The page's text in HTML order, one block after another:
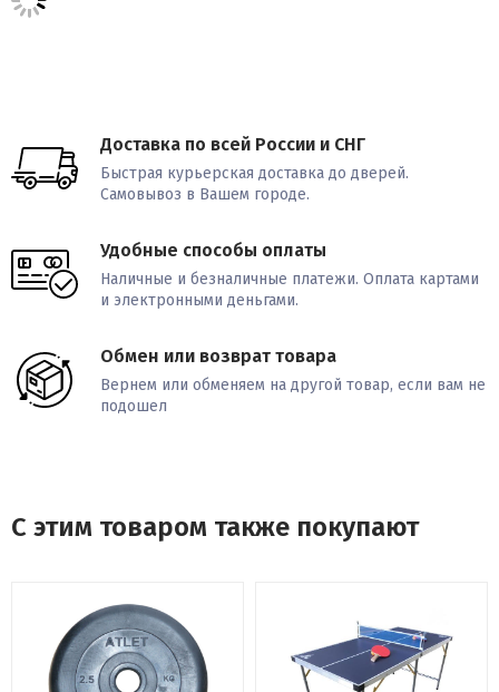
Система амортизации есть
Показания консоли скорость, наклон, время, дистанция, пульс,
калории
Язык интерфейса английский
Количество программ 25 встроенных программ + HRC, BODY FAT
Интеграция вход для MP3
Держатель для планшета нет
Вентилятор нет
Транспортировочные ролики есть
Доставка по всей России и СНГ
Быстрая курьерская доставка до дверей.
Самовывоз в Вашем городе.
Удобные способы оплаты
Наличные и безналичные платежи. Оплата картами
и электронными деньгами.
Обмен или возврат товара
Вернем или обменяем на другой товар, если вам не
подошел
С этим товаром также покупают